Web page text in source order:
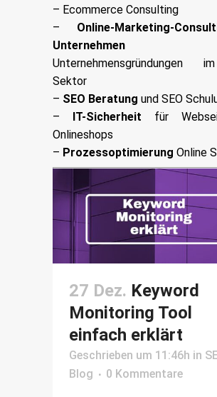
– Ecommerce Consulting
– Online-Marketing-
Unternehmen
Unternehmensgründungen
Sektor
– SEO Beratung und SEO
–
IT-Sicherheit für
Onlineshops
– Prozessoptimierung Online
27 Dez. Keyword
Monitoring Tool
einfach erklärt
Geschrieben um 11:46h in
Blog
0 Kommentare